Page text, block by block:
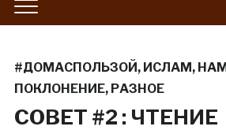
#ДОМАСПОЛЬЗОЙ, ИСЛАМ,
ПОКЛОНЕНИЕ, РАЗНОЕ
СОВЕТ #2 : ЧТЕНИЕ